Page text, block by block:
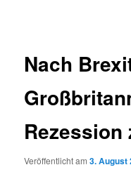
Nach
Rezession
Veröffentlicht am3. August